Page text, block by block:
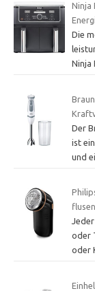
Ninja
Die
Ninja
Der
ist
und
oder
oder